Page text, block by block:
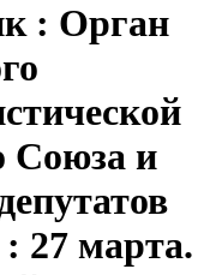
: Орган
Союза и
27 марта.